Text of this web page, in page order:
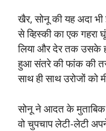
खैर, सोनू की यह अदा
से व्हिस्की का एक
लिया और देर तक उसके
हुआ संतरे की फांक की
साथ ही साथ उरोजों को
सोनू ने आदत के मुताबिक
वो चुपचाप लेटी-लेटी